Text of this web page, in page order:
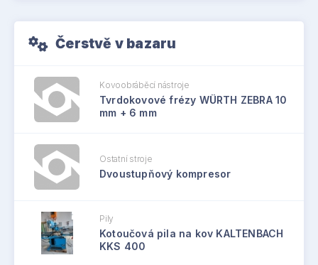
Čerstvě v bazaru
Kovoobráběcí nástroje
Tvrdokovové frézy WÜRTH ZEBRA 10
mm + 6 mm
Ostatní stroje
Dvoustupňový kompresor
Pily
Kotoučová pila na kov KALTENBACH
KKS 400